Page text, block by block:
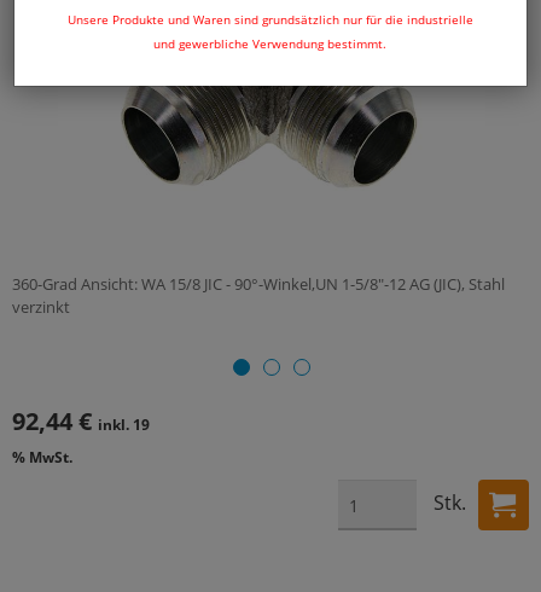
Unsere Produkte und Waren sind grundsätzlich nur für die industrielle
und gewerbliche Verwendung bestimmt.
360-Grad Ansicht: WA 15/8 JIC - 90°-Winkel,UN 1-5/8"-12 AG (JIC), Stahl
verzinkt
92,44 € inkl. 19
% MwSt.
Stk.